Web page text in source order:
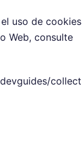
uso de cookies
Web, consulte